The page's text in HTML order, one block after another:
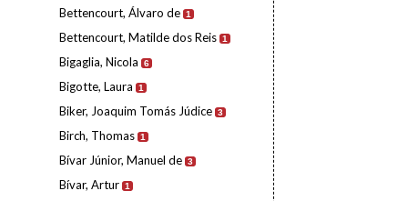
Bettencourt, Álvaro de 1
Bettencourt, Matilde dos Reis 1
Bigaglia, Nicola 6
Bigotte, Laura 1
Biker, Joaquim Tomás Júdice 3
Birch, Thomas 1
Bívar Júnior, Manuel de 3
Bívar, Artur 1